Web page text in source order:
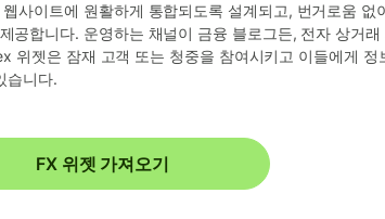
웹사이트에 원활하게 통합되도록 설계되고, 번거로움
공합니다. 운영하는 채널이 금융 블로그든, 전자 상거
위젯은 잠재 고객 또는 청중을 참여시키고 이들에게
습니다.
FX 위젯 가져오기